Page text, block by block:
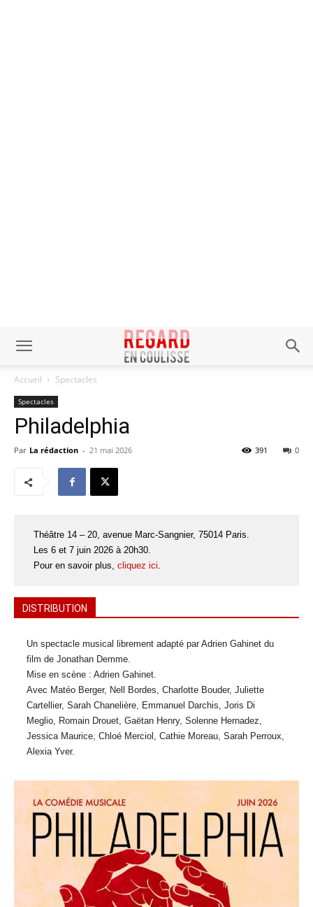
Accueil Spectacles
Spectacles
Philadelphia
Par La rédaction - 21 mai 2026 0
391
Théâtre 14 – 20, avenue Marc-Sangnier, 75014 Paris.
Les 6 et 7 juin 2026 à 20h30.
Pour en savoir plus, cliquez ici.
DISTRIBUTION
Un spectacle musical librement adapté par Adrien Gahinet du
film de Jonathan Demme.
Mise en scène : Adrien Gahinet.
Avec Matéo Berger, Nell Bordes, Charlotte Bouder, Juliette
Cartellier, Sarah Chanelière, Emmanuel Darchis, Joris Di
Meglio, Romain Drouet, Gaëtan Henry, Solenne Hernadez,
Jessica Maurice, Chloé Merciol, Cathie Moreau, Sarah Perroux,
Alexia Yver.